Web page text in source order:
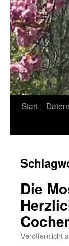
Start
Die
Veröffentlicht